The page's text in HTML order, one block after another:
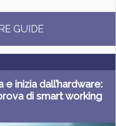
GUIDE
inizia dall’hardware:
di smart working